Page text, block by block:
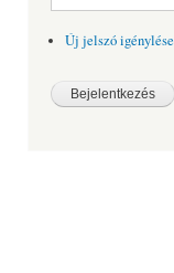
Új jelszó igénylése